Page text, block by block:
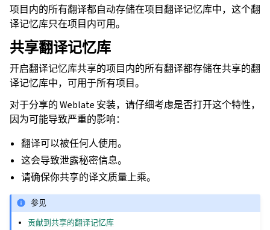
项目内的所有翻译都自动存储在项目翻译记忆库中，这个翻
译记忆库只在项目内可用。
共享翻译记忆库
开启翻译记忆库共享的项目内的所有翻译都存储在共享的翻
译记忆库中，可用于所有项目。
对于分享的 Weblate 安装，请仔细考虑是否打开这个特性，
因为可能导致严重的影响：
翻译可以被任何人使用。
这会导致泄露秘密信息。
请确保你共享的译文质量上乘。
参见
贡献到共享的翻译记忆库